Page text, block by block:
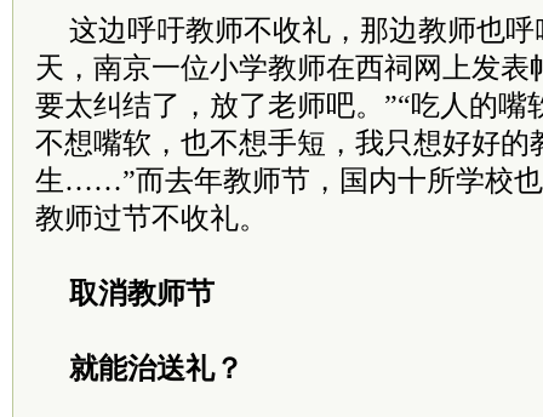
这边呼吁教师不收礼，那边教师也
天，南京一位小学教师在西祠网上发表
要太纠结了，放了老师吧。”“吃人的嘴
不想嘴软，也不想手短，我只想好好的
生……”而去年教师节，国内十所学校
教师过节不收礼。
取消教师节
就能治送礼？